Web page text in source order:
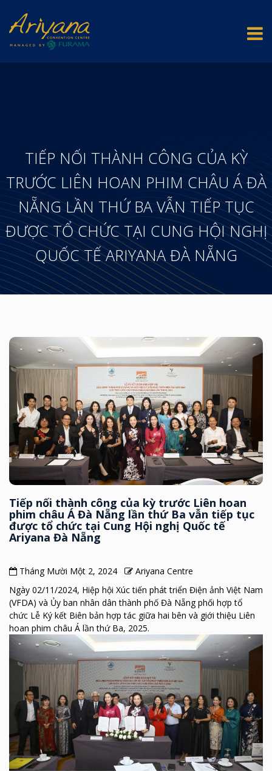
TIẾP NỐI THÀNH CÔNG CỦA KỲ
TRƯỚC LIÊN HOAN PHIM CHÂU Á ĐÀ
NẴNG LẦN THỨ BA VẪN TIẾP TỤC
ĐƯỢC TỔ CHỨC TẠI CUNG HỘI NGHỊ
QUỐC TẾ ARIYANA ĐÀ NẴNG
Tiếp nối thành công của kỳ trước Liên hoan
phim châu Á Đà Nẵng lần thứ Ba vẫn tiếp tục
được tổ chức tại Cung Hội nghị Quốc tế
Ariyana Đà Nẵng
Tháng Mười Một 2, 2024
Ariyana Centre
Ngày 02/11/2024, Hiệp hội Xúc tiến phát triển Điện ảnh Việt Nam
(VFDA) và Ủy ban nhân dân thành phố Đà Nẵng phối hợp tổ
chức Lễ Ký kết Biên bản hợp tác giữa hai bên và giới thiệu Liên
hoan phim châu Á lần thứ Ba, 2025.